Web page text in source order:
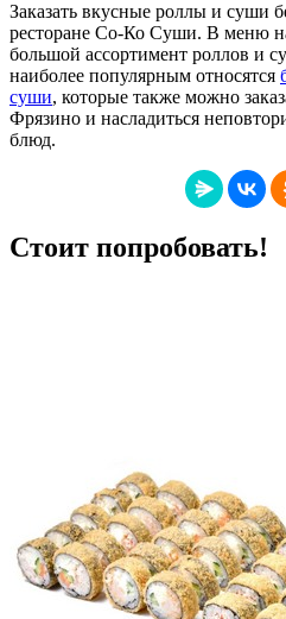
Заказать вкусные роллы и суши
ресторане Со-Ко Суши. В меню
большой ассортимент роллов и
наиболее популярным относятся
суши, которые также можно
Фрязино и насладиться
блюд.
Стоит попробовать!